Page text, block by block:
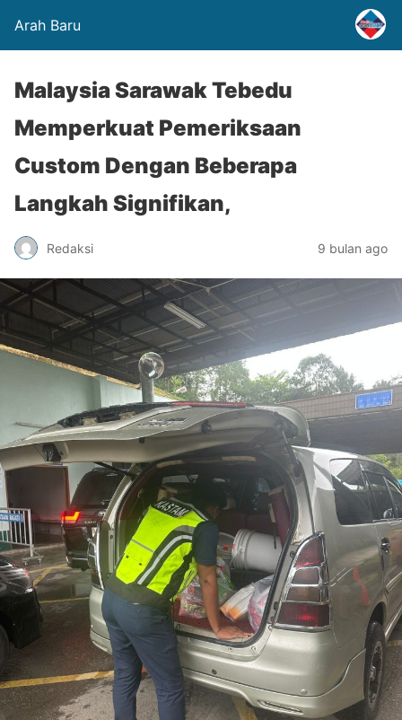
Arah Baru
Malaysia Sarawak Tebedu
Memperkuat Pemeriksaan
Custom Dengan Beberapa
Langkah Signifikan,
Redaksi 9 bulan ago